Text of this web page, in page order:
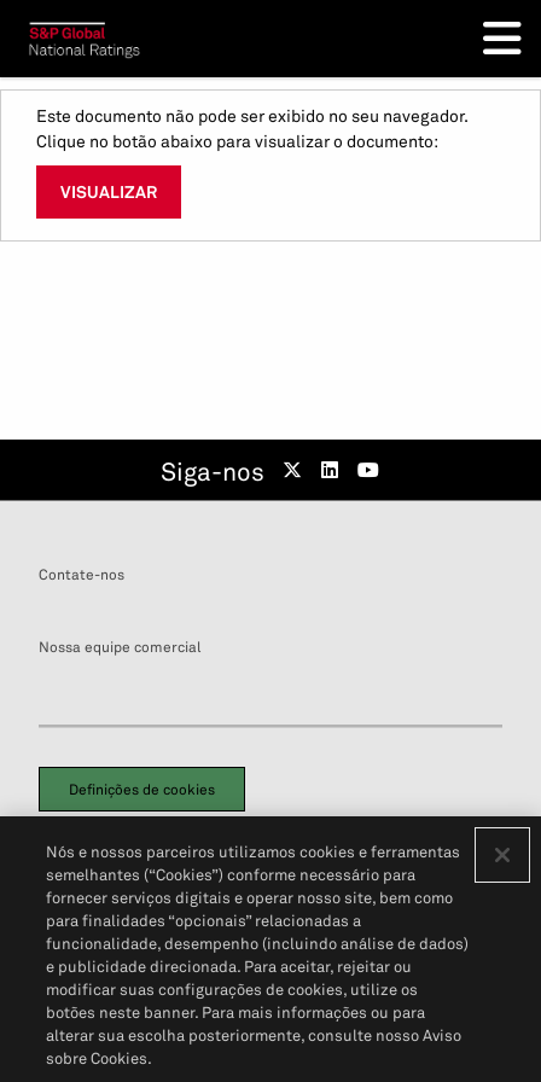
Este documento não pode ser exibido no seu navegador.
Clique no botão abaixo para visualizar o documento:
VISUALIZAR
Siga-nos
Contate-nos
Nossa equipe comercial
Definições de cookies
Política de PrivacidadePortal de privacidade do cliente (em inglês)
Não Venda Minhas Informações Pessoais© 2026 S&P Global
Nós e nossos parceiros utilizamos cookies e ferramentas
semelhantes (“Cookies”) conforme necessário para
fornecer serviços digitais e operar nosso site, bem como
para finalidades “opcionais” relacionadas a
funcionalidade, desempenho (incluindo análise de dados)
e publicidade direcionada. Para aceitar, rejeitar ou
modificar suas configurações de cookies, utilize os
botões neste banner. Para mais informações ou para
alterar sua escolha posteriormente, consulte nosso Aviso
sobre Cookies.